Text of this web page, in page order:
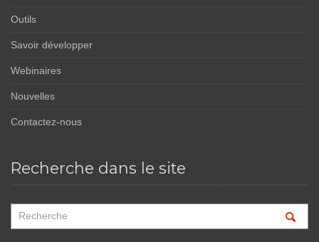
Outils
Savoir développer
Webinaires
Nouvelles
Contactez-nous
Recherche dans le site